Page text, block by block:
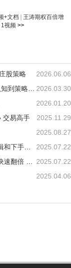
+文档 | 王涛期权百倍增
视频 >>
2026.06.06
股策略
2026.03.30
行全攻略
2026.01.20
2025.11.29
交易高手
2025.08.27
2025.07.22
机 1视频
2025.07.22
1视频
2025.04.06